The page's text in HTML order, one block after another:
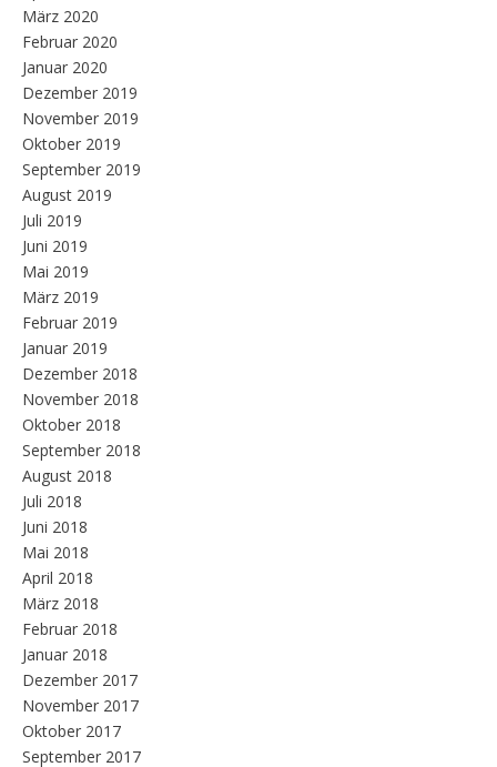
März 2020
Februar 2020
Januar 2020
Dezember 2019
November 2019
Oktober 2019
September 2019
August 2019
Juli 2019
Juni 2019
Mai 2019
März 2019
Februar 2019
Januar 2019
Dezember 2018
November 2018
Oktober 2018
September 2018
August 2018
Juli 2018
Juni 2018
Mai 2018
April 2018
März 2018
Februar 2018
Januar 2018
Dezember 2017
November 2017
Oktober 2017
September 2017